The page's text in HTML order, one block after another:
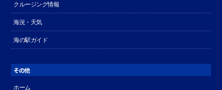
クルージング情報
海況・天気
海の駅ガイド
その他
ホーム